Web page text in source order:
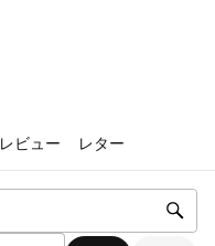
レビュー レター